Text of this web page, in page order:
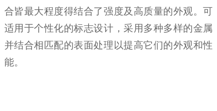
合皆最大程度得结合了强度及高质量的外观。可
适用于个性化的标志设计，采用多种多样的金属
并结合相匹配的表面处理以提高它们的外观和性
能。